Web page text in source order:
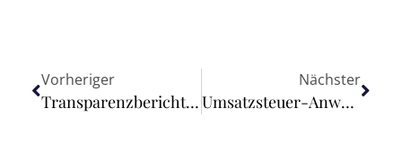
Vorheriger
Transparenzberichte 2023/2024 (Art. 13 Verordnung (EU) 537/2014)
Nächster
Umsatzsteuer-Anwendungserlass: Anhebung der Freigrenze für Geschenke von 35 Euro auf 50 Euro zum 1. Januar 2024